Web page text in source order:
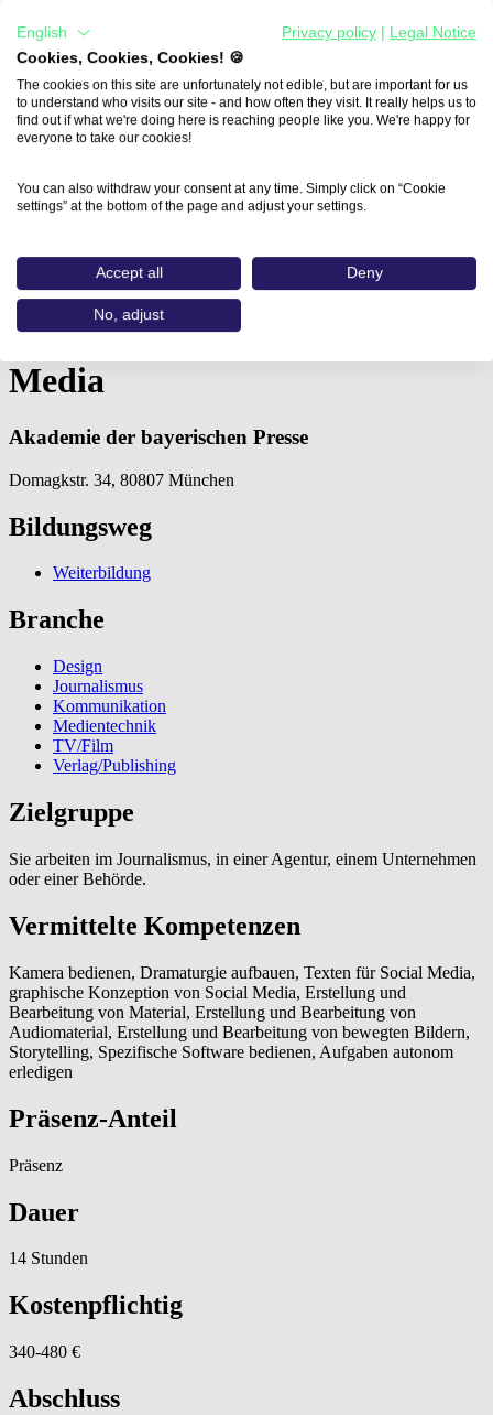
Aus- und Weiterbildungen
Vertical Videos für Social…
Vertical Videos für Social
Media
Akademie der bayerischen Presse
Domagkstr. 34, 80807 München
Bildungsweg
Weiterbildung
Branche
Design
Journalismus
Kommunikation
Medientechnik
TV/Film
Verlag/Publishing
Zielgruppe
Sie arbeiten im Journalismus, in einer Agentur, einem Unternehmen
oder einer Behörde.
Vermittelte Kompetenzen
Kamera bedienen, Dramaturgie aufbauen, Texten für Social Media,
graphische Konzeption von Social Media, Erstellung und
Bearbeitung von Material, Erstellung und Bearbeitung von
Audiomaterial, Erstellung und Bearbeitung von bewegten Bildern,
Storytelling, Spezifische Software bedienen, Aufgaben autonom
erledigen
Präsenz-Anteil
Präsenz
Dauer
14 Stunden
Kostenpflichtig
340-480 €
Abschluss
English Privacy policy
Legal Notice
Cookies, Cookies, Cookies! 🍪
The cookies on this site are unfortunately not edible, but are important for us
to understand who visits our site - and how often they visit. It really helps us to
find out if what we're doing here is reaching people like you. We're happy for
everyone to take our cookies!
You can also withdraw your consent at any time. Simply click on “Cookie
settings” at the bottom of the page and adjust your settings.
Accept all Deny
No, adjust